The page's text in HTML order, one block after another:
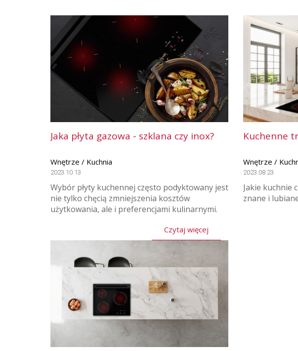
Jaka płyta gazowa - szklana czy inox?
Wnętrze / Kuchnia
2023.10.13
Wybór płyty kuchennej często podyktowany jest
nie tylko chęcią zmniejszenia kosztów
użytkowania, ale i preferencjami kulinarnymi.
Czytaj więcej
Kuchenne
Wnętrze /
2023.08.23
Jakie kuchnie
znane i